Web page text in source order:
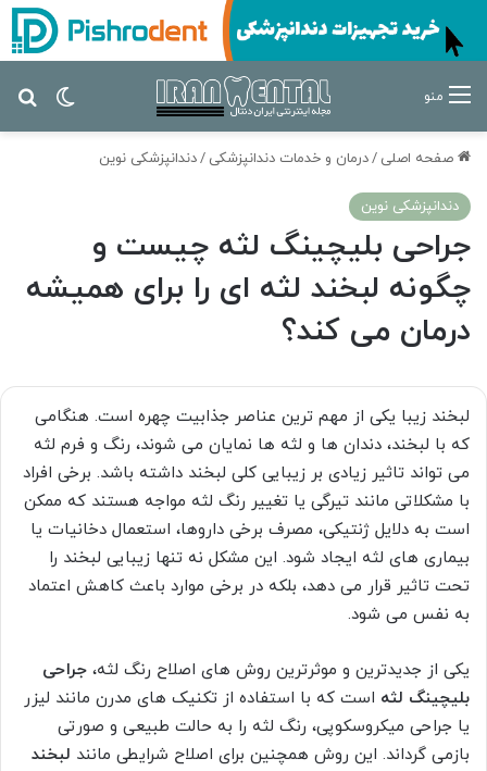
تغییر منو
صفحه اصلی /درمان‌ و خدمات دندانپزشکی /دندانپزشکی نوین
دندانپزشکی نوین
جراحی بلیچینگ لثه چیست و
چگونه لبخند لثه ای را برای همیشه
درمان می کند؟
لبخند زیبا یکی از مهم ترین عناصر جذابیت چهره است. هنگامی
که با لبخند، دندان ها و لثه ها نمایان می شوند، رنگ و فرم لثه
می تواند تاثیر زیادی بر زیبایی کلی لبخند داشته باشد. برخی افراد
با مشکلاتی مانند تیرگی یا تغییر رنگ لثه مواجه هستند که ممکن
است به دلایل ژنتیکی، مصرف برخی داروها، استعمال دخانیات یا
بیماری های لثه ایجاد شود. این مشکل نه تنها زیبایی لبخند را
تحت تاثیر قرار می دهد، بلکه در برخی موارد باعث کاهش اعتماد
به نفس می شود.
یکی از جدیدترین و موثرترین روش های اصلاح رنگ لثه، جراحی
بلیچینگ لثه است که با استفاده از تکنیک های مدرن مانند لیزر
یا جراحی میکروسکوپی، رنگ لثه را به حالت طبیعی و صورتی
بازمی گرداند. این روش همچنین برای اصلاح شرایطی مانند لبخند